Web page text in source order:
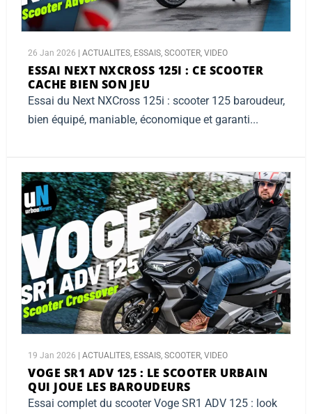
26 Jan 2026 ACTUALITES, ESSAIS, SCOOTER, VIDEO
ESSAI NEXT NXCROSS 125I : CE SCOOTER
CACHE BIEN SON JEU
Essai du Next NXCross 125i : scooter 125 baroudeur,
bien équipé, maniable, économique et garanti...
19 Jan 2026 | ACTUALITES ESSAIS SCOOTER VIDEO
VOGE SR1 ADV 125 : LE SCOOTER URBAIN
QUI JOUE LES BAROUDEURS
Essai complet du scooter Voge SR1 ADV 125 : look